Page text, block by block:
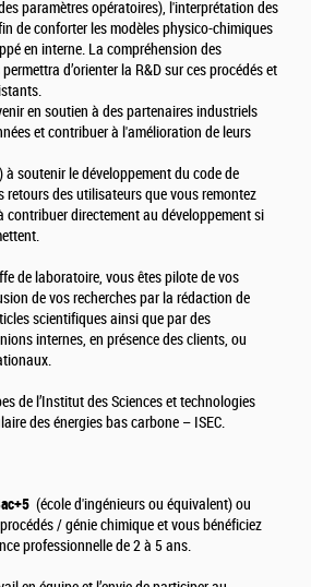
paramètres opératoires), l'interprétation des
de conforter les modèles physico-chimiques
en interne. La compréhension des
d’orienter la R&D sur ces procédés et
en soutien à des partenaires industriels
et contribuer à l'amélioration de leurs
à soutenir le développement du code de
retours des utilisateurs que vous remontez
contribuer directement au développement si
de laboratoire, vous êtes pilote de vos
de vos recherches par la rédaction de
scientifiques ainsi que par des
internes, en présence des clients, ou
de l’Institut des Sciences et technologies
des énergies bas carbone – ISEC.
(école d'ingénieurs ou équivalent) ou
/ génie chimique et vous bénéficiez
professionnelle de 2 à 5 ans.